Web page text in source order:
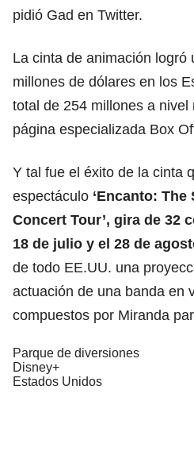
pidió Gad en Twitter.
La cinta de animación logró
millones de dólares en los
total de 254 millones a nivel
página especializada Box
Y tal fue el éxito de la cinta
espectáculo ‘Encanto:
Concert Tour’, gira de 32
18 de julio y el 28 de
de todo EE.UU. una
actuación de una banda en
compuestos por Miranda
Parque de diversiones
Disney+
Estados Unidos